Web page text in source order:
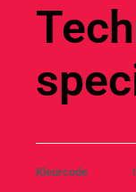
Kleurcode